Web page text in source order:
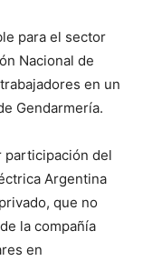
para el sector
Nacional de
en un
Gendarmería.
participación del
Argentina
que no
la compañía
en